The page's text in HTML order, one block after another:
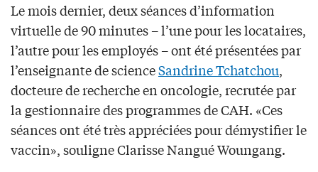
Le mois dernier, deux séances d’information
virtuelle de 90 minutes – l’une pour les locataires,
l’autre pour les employés – ont été présentées par
l’enseignante de scienceSandrine Tchatchou,
docteure de recherche en oncologie, recrutée par
la gestionnaire des programmes de CAH. «Ces
séances ont été très appréciées pour démystifier le
vaccin», souligne Clarisse Nangué Woungang.